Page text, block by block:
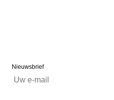
Nieuwsbrief